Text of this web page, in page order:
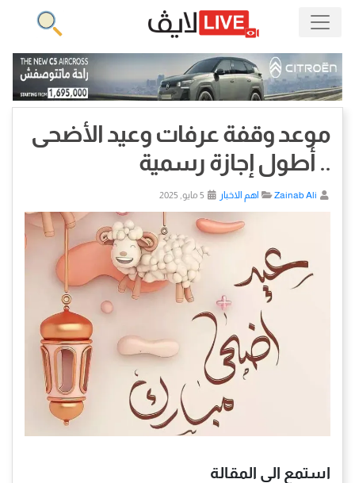
موعد وقفة عرفات وعيد الأضحى
.. أطول إجازة رسمية
Zainab Ali اهم الاخبار
استمع الي المقالة